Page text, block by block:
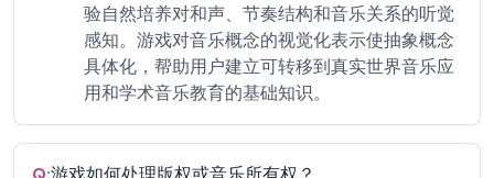
验自然培养对和声、节奏结构和音乐关系的听觉
感知。游戏对音乐概念的视觉化表示使抽象概念
具体化，帮助用户建立可转移到真实世界音乐应
用和学术音乐教育的基础知识。